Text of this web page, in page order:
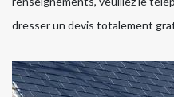
dresser un devis totalement